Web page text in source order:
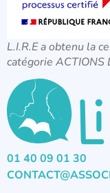
L.I.R.E a obtenu la
catégorie ACTIONS
01 40 09 01 30